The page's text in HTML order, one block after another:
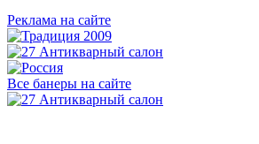
Реклама на сайте
Все банеры на сайте